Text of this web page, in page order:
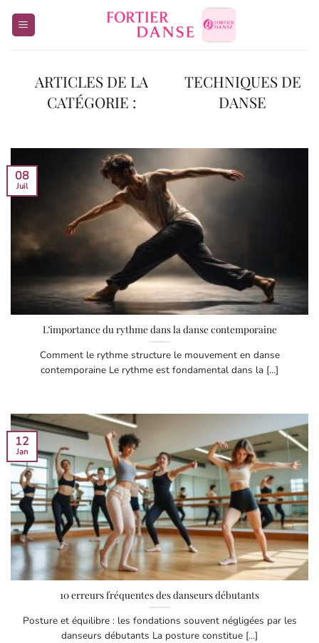
TECHNIQUES DE
DANSE
L’importance du rythme dans la danse contemporaine
Comment le rythme structure le mouvement en danse
contemporaine Le rythme est fondamental dans la [...]
08
Juil
10 erreurs fréquentes des danseurs débutants
Posture et équilibre : les fondations souvent négligées par les
danseurs débutants La posture constitue [...]
12
Jan